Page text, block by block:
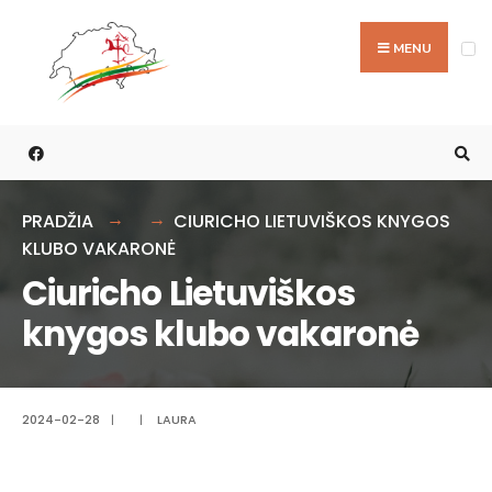
content
MENU
PRADŽIA
CIURICHO LIETUVIŠKOS KNYGOS
KLUBO VAKARONĖ
Ciuricho Lietuviškos
knygos klubo vakaronė
2024-02-28 | | LAURA